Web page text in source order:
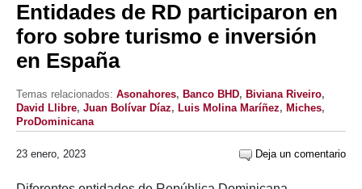
Entidades de RD participaron en
foro sobre turismo e inversión
en España
Temas relacionados: Asonahores, Banco BHD, Biviana Riveiro,
David Llibre, Juan Bolívar Díaz, Luis Molina Maríñez, Miches,
ProDominicana
23 enero, 2023 Deja un comentario